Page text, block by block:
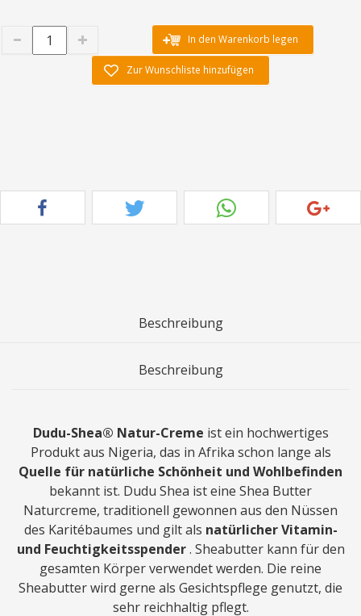
In den Warenkorb legen
Zur Wunschliste hinzufügen
Beschreibung
Beschreibung
Dudu-Shea® Natur-Creme ist ein hochwertiges
Produkt aus Nigeria, das in Afrika schon lange als
Quelle für natürliche Schönheit und Wohlbefinden
bekannt ist. Dudu Shea ist eine Shea Butter
Naturcreme, traditionell gewonnen aus den Nüssen
des Karitébaumes und gilt als natürlicher Vitamin-
und Feuchtigkeitsspender. Sheabutter kann für den
gesamten Körper verwendet werden. Die reine
Sheabutter wird gerne als Gesichtspflege genutzt, die
sehr reichhaltig pflegt.